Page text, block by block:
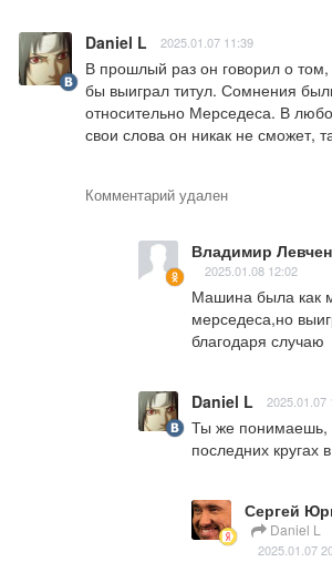
Daniel L 2025.01.07 11:39
В прошлый раз он говорил о
бы выиграл титул. Сомнения
относительно Мерседеса. В
свои слова он никак не сможет,
Комментарий удален
Владимир
2025.01.08 12:02
Машина была как
мерседеса,но
благодаря случаю
Daniel L 2025.01.07
Ты же понимаешь,
последних кругах
Сергей
Daniel L
2025.01.07